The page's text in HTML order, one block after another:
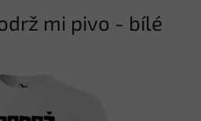
mi pivo - bílé